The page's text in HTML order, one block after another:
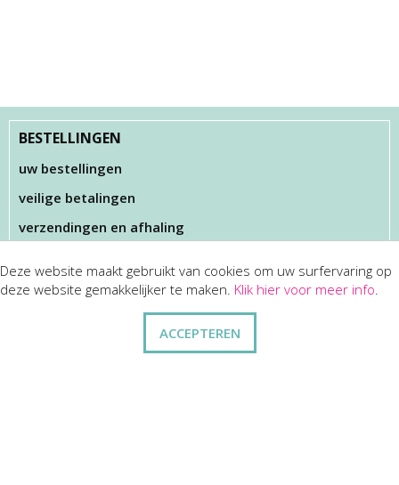
BESTELLINGEN
uw bestellingen
veilige betalingen
verzendingen en afhaling
KLANTENSERVICES
Deze website maakt gebruikt van cookies om uw surfervaring op
deze website gemakkelijker te maken. Klik hier voor meer info.
ACCEPTEREN